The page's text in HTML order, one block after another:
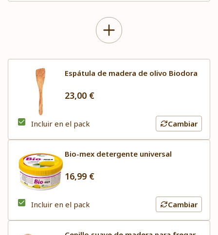
Espátula de madera de olivo Biodora
23,00 €
Incluir en el pack Cambiar
Bio-mex detergente universal
16,99 €
Incluir en el pack Cambiar